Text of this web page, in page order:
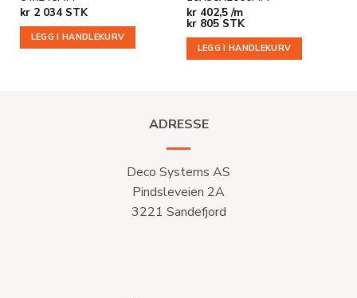
kr2 034 STK
LEGG I HANDLEKURV
kr402,5 /m
kr805 STK
LEGG I HANDLEKURV
ADRESSE
Deco Systems AS
Pindsleveien 2A
3221 Sandefjord